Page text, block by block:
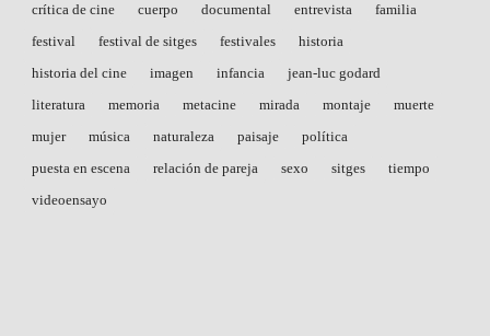
crítica de cine
cuerpo documental entrevista
familia
festival
festival de sitges festivales
historia
historia del cine
imagen infancia
jean-luc godard
literatura
memoria metacine mirada montaje
muerte
mujer
música naturaleza paisaje
política
puesta en escena
relación de pareja sexo sitges
tiempo
videoensayo